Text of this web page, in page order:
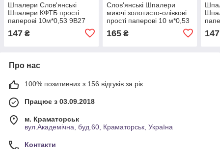
Шпалери Слов'янські
Шпалери КФТБ прості
паперові 10м*0,53 9В27
147 ₴
Слов'янські Шпалери
миючі золотисто-олівкові
прості паперові 10 м*0,53
165₴ 147
Про нас
100% позитивних з 156 відгуків за рік
Працює з 03.09.2018
м. Краматорськ
вул.Академічна, буд.60, Краматорськ, Україна
Контакти